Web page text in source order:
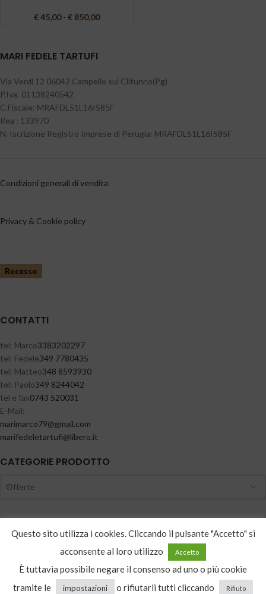
€45,00 - €850,00
MARI FEDELE TARTUFI
Via Verdi 12 06042 Campello sul Clitunno(Pg)
P.Iva: 01138240542
C.Fiscale: MRAFDL51L16I585F
Rea : 133970
N. Iscrizione Registro Imprese di Perugia: MRAFDL51L16I585F
Condizioni generali di vendita
Privacy & Cookie policy
Recesso
CONTATTI
tel: Marco3383202297
tel: Fedele349 7780435
tel: Matteo348 8593930
tel: Paolo349 8244042
tel e fax0743 520031
E-Mail:
moc.liamg
@97ocramiram
ti.orebil
@ifutrateledefiram
CATEGORIE PRODOTTO
Offerte
ISCRIVITI ALLA NEWSLETTER
Questo sito utilizza i cookies. Cliccando il pulsante "Accetto" si
acconsente al loro utilizzo
Accetto
È tuttavia possibile negare il consenso ad uno o più cookie
tramite le
impostazioni o rifiutarli tutti cliccando Rifiuto